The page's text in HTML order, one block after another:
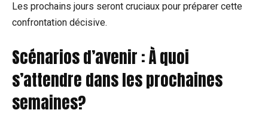
Les prochains jours seront cruciaux pour préparer cette
confrontation décisive.
Scénarios d’avenir : À quoi
s’attendre dans les prochaines
semaines?